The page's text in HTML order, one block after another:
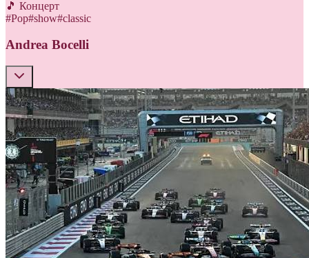
🎵 Концерт
#Pop#show#classic
Andrea Bocelli